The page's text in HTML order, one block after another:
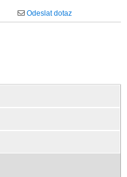
Odeslat dotaz